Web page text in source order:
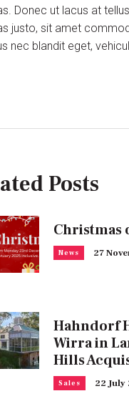
Donec ut lacus at
justo, sit amet
nec blandit eget,
Posts
Christmas
News 27
Hahndorf
Wirra in
Hills
Sales 22 July